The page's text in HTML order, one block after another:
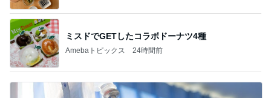
ミスドでGETしたコラボドーナツ4種
Amebaトピックス 24時間前